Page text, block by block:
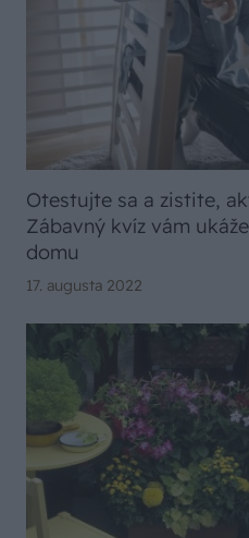
Otestujte sa a zistite,
Zábavný kvíz vám
domu
17. augusta 2022